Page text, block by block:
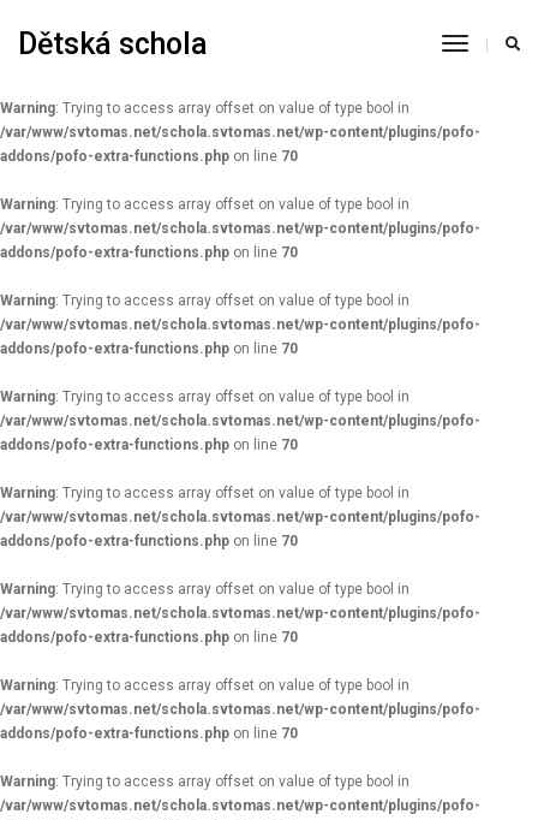
Warning: Constant AUTOSAVE_INTERVAL already defined in
/var/www/svtomas.net/schola.svtomas.net/wp-config.php
Dětská schola
Toggle
Warning: Trying to access array offset on value of type bool in
/var/www/svtomas.net/schola.svtomas.net/wp-content/plugins/pofo-
addons/pofo-extra-functions.php on line 70
Warning: Trying to access array offset on value of type bool in
/var/www/svtomas.net/schola.svtomas.net/wp-content/plugins/pofo-
addons/pofo-extra-functions.php on line 70
Warning: Trying to access array offset on value of type bool in
/var/www/svtomas.net/schola.svtomas.net/wp-content/plugins/pofo-
addons/pofo-extra-functions.php on line 70
Warning: Trying to access array offset on value of type bool in
/var/www/svtomas.net/schola.svtomas.net/wp-content/plugins/pofo-
addons/pofo-extra-functions.php on line 70
Warning: Trying to access array offset on value of type bool in
/var/www/svtomas.net/schola.svtomas.net/wp-content/plugins/pofo-
addons/pofo-extra-functions.php on line 70
Warning: Trying to access array offset on value of type bool in
/var/www/svtomas.net/schola.svtomas.net/wp-content/plugins/pofo-
addons/pofo-extra-functions.php on line 70
Warning: Trying to access array offset on value of type bool in
/var/www/svtomas.net/schola.svtomas.net/wp-content/plugins/pofo-
addons/pofo-extra-functions.php on line 70
Warning: Trying to access array offset on value of type bool in
/var/www/svtomas.net/schola.svtomas.net/wp-content/plugins/pofo-